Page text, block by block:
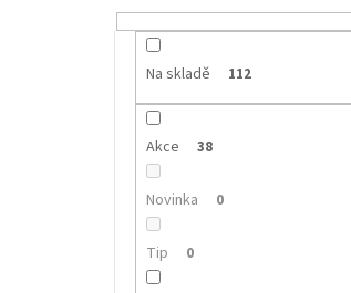
Na skladě 112
Akce 38
Novinka 0
Tip 0